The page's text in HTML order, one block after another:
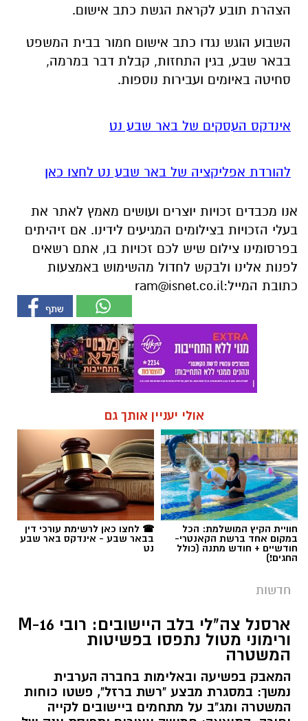
הצהרת תובע לקראת הגשת כתב אישום.
השבוע הוגש נגדו כתב אישום חמור בבית המשפט
בבאר שבע, בגין התחזות, קבלת דבר במרמה,
סחיטה באיומים ועבירות נוספות.
אינדקס העסקים של באר שבע נט
להורדת אפליקציה של באר שבע נט לחצו כאן
אנו מכבדים זכויות יוצרים ועושים מאמץ לאתר את
בעלי הזכויות בצילומים המגיעים לידינו. אם זיהיתים
בפרסומינו צילום שיש לכם זכויות בו, אתם רשאים
לפנות אלינו ולבקש לחדול מהשימוש באמצעות
כתובת המייל:ram@isnet.co.il
אולי יעניין אותך גם
חוויית הקיץ המושלמת: הכל
במקום אחד ברשת הקאנטרי-
חודשיים + חודש מתנה (כולל
החגים!)
☎ לחצו כאן לרשימת עורכי דין
בבאר שבע - אינדקס באר שבע
נט
חדשות
ארסנל צה"לי בלב היישובים: רובי M-16
ורימוני מטול נתפסו בפשיטות
המשטרה
המאבק בפשיעה ובאלימות בחברה הערבית
נמשך: במסגרת מבצע "רשת ברזל", פשטו כוחות
המשטרה ומג"ב על מתחמים ביישובים לקייה